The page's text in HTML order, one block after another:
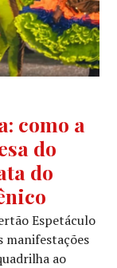
como a
do
do
Espetáculo
manifestações
ao